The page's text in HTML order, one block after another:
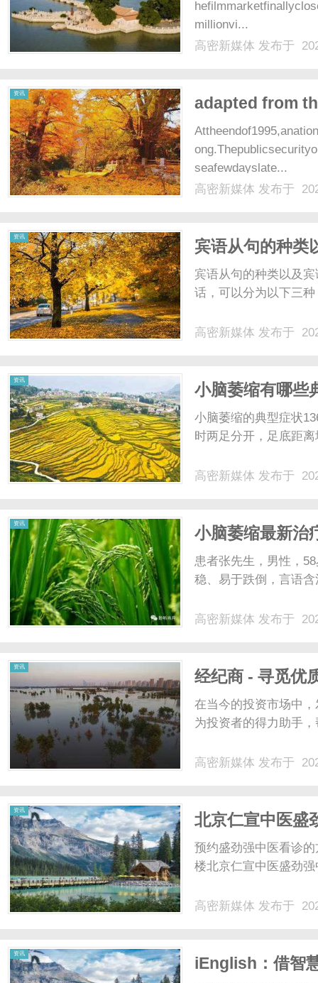
millionvi...
高密新媒体 发布于
资讯
adapted from
seafewdayslate...
高密新媒体 发布于
资讯
宾语从句的种类
宾语从句的种类以及
话，可以分为以下三
高密新媒体 发布于
资讯
小脑萎缩有哪些
小脑萎缩的典型症状
时两足分开，足底距
高密新媒体 发布于
资讯
小脑萎缩最新治
患者张先生，男性，
稳、易于跌倒，言语
高密新媒体 发布于
资讯
经纪商 - 寻觅优
在当今的投资市场中
为投资者的得力助手
高密新媒体 发布于
资讯
北京仁宣中医盛
预约盛劲强中医看诊
楼北京仁宣中医盛劲
高密新媒体 发布于
资讯
iEnglish：借智